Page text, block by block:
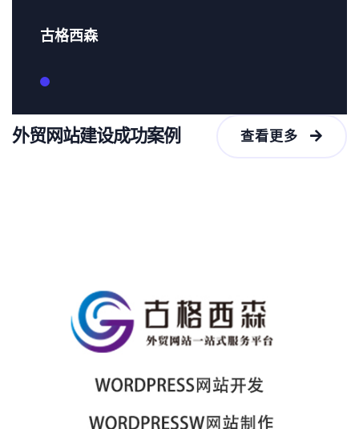
古格西森
外贸网站建设成功案例 查看更多